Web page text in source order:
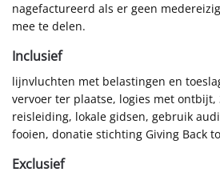
nagefactureerd als er geen
mee te delen.
Inclusief
lijnvluchten met belastingen en
vervoer ter plaatse, logies met ontbijt,
reisleiding, lokale gidsen, gebruik
fooien, donatie stichting Giving Back
Exclusief